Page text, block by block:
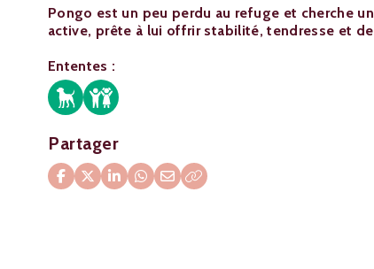
Pongo est un peu perdu au refuge et cherche
active, prête à lui offrir stabilité, tendresse et
Ententes :
Partager